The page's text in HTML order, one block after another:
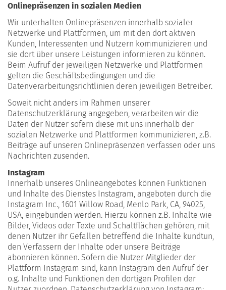
Onlinepräsenzen in sozialen Medien
Wir unterhalten Onlinepräsenzen innerhalb sozialer
Netzwerke und Plattformen, um mit den dort aktiven
Kunden, Interessenten und Nutzern kommunizieren und
sie dort über unsere Leistungen informieren zu können.
Beim Aufruf der jeweiligen Netzwerke und Plattformen
gelten die Geschäftsbedingungen und die
Datenverarbeitungsrichtlinien deren jeweiligen Betreiber.
Soweit nicht anders im Rahmen unserer
Datenschutzerklärung angegeben, verarbeiten wir die
Daten der Nutzer sofern diese mit uns innerhalb der
sozialen Netzwerke und Plattformen kommunizieren, z.B.
Beiträge auf unseren Onlinepräsenzen verfassen oder uns
Nachrichten zusenden.
Instagram
Innerhalb unseres Onlineangebotes können Funktionen
und Inhalte des Dienstes Instagram, angeboten durch die
Instagram Inc., 1601 Willow Road, Menlo Park, CA, 94025,
USA, eingebunden werden. Hierzu können z.B. Inhalte wie
Bilder, Videos oder Texte und Schaltflächen gehören, mit
denen Nutzer ihr Gefallen betreffend die Inhalte kundtun,
den Verfassern der Inhalte oder unsere Beiträge
abonnieren können. Sofern die Nutzer Mitglieder der
Plattform Instagram sind, kann Instagram den Aufruf der
o.g. Inhalte und Funktionen den dortigen Profilen der